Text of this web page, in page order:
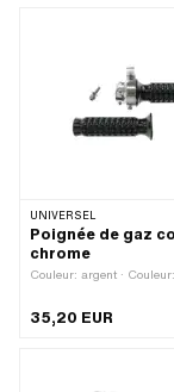
UNIVERSEL
Poignée de gaz
chrome
Couleur: argent ·
35,20 EUR